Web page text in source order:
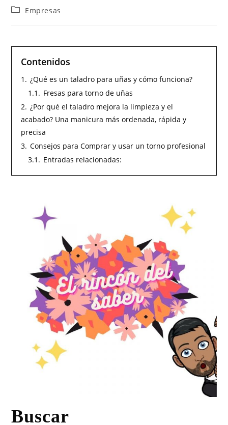
Empresas
Contenidos
1. ¿Qué es un taladro para uñas y cómo funciona?
1.1. Fresas para torno de uñas
2. ¿Por qué el taladro mejora la limpieza y el
acabado? Una manicura más ordenada, rápida y
precisa
3. Consejos para Comprar y usar un torno profesional
3.1. Entradas relacionadas:
Buscar